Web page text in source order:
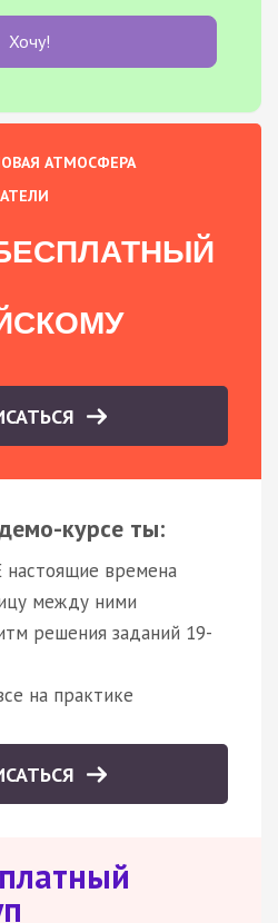
Хочу!
АТМОСФЕРА
курсе ты:
настоящие времена
между ними
решения заданий 19-
на практике